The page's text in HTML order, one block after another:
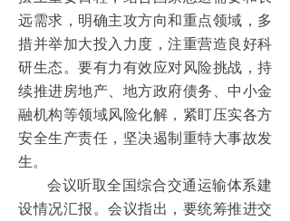
远需求，明确主攻方向和重点领域，多
措并举加大投入力度，注重营造良好科
研生态。要有力有效应对风险挑战，持
续推进房地产、地方政府债务、中小金
融机构等领域风险化解，紧盯压实各方
安全生产责任，坚决遏制重特大事故发
生。
会议听取全国综合交通运输体系建
设情况汇报。会议指出，要统筹推进交